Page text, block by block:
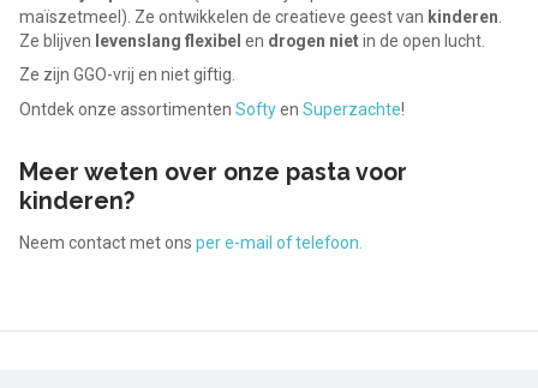
maïszetmeel). Ze ontwikkelen de creatieve geest van kinderen
Ze blijven levenslang flexibel en drogen nietin de open lucht.
Ze zijn GGO-vrij en niet giftig.
Ontdek onze assortimenten Softyen Superzachte!
Meer weten over onze pasta voor
kinderen?
Neem contact met ons per e-mail of telefoon.